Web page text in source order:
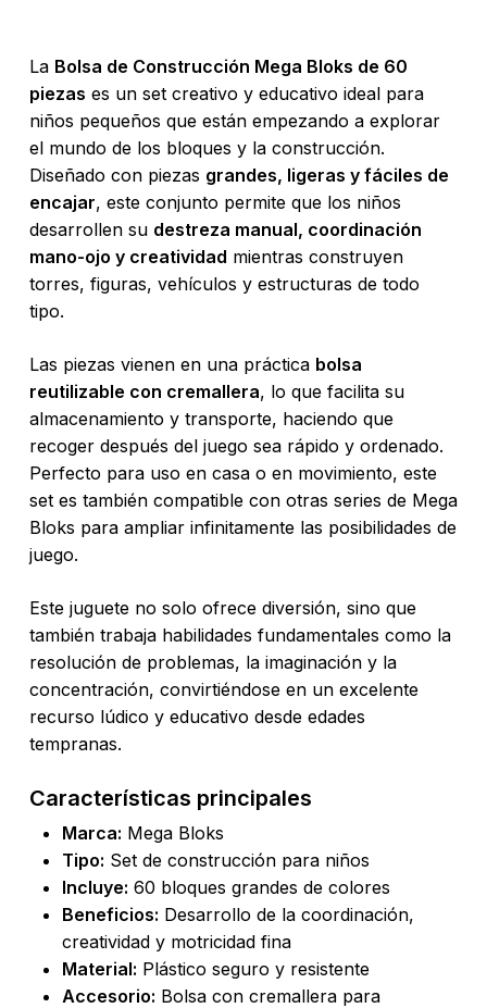
La Bolsa de Construcción Mega Bloks de 60
piezas es un set creativo y educativo ideal para
niños pequeños que están empezando a explorar
el mundo de los bloques y la construcción.
Diseñado con piezas grandes, ligeras y fáciles de
encajar, este conjunto permite que los niños
desarrollen su destreza manual, coordinación
mano-ojo y creatividad mientras construyen
torres, figuras, vehículos y estructuras de todo
tipo.
Las piezas vienen en una práctica bolsa
reutilizable con cremallera, lo que facilita su
almacenamiento y transporte, haciendo que
recoger después del juego sea rápido y ordenado.
Perfecto para uso en casa o en movimiento, este
set es también compatible con otras series de Mega
Bloks para ampliar infinitamente las posibilidades de
juego.
Este juguete no solo ofrece diversión, sino que
también trabaja habilidades fundamentales como la
resolución de problemas, la imaginación y la
concentración, convirtiéndose en un excelente
recurso lúdico y educativo desde edades
tempranas.
Características principales
Marca: Mega Bloks
Tipo: Set de construcción para niños
Incluye: 60 bloques grandes de colores
Beneficios: Desarrollo de la coordinación,
creatividad y motricidad fina
Material: Plástico seguro y resistente
Accesorio: Bolsa con cremallera para